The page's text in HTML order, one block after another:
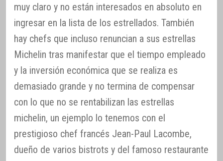
muy claro y no están interesados en absoluto en
ingresar en la lista de los estrellados. También
hay chefs que incluso renuncian a sus estrellas
Michelin tras manifestar que el tiempo empleado
y la inversión económica que se realiza es
demasiado grande y no termina de compensar
con lo que no se rentabilizan las estrellas
michelin, un ejemplo lo tenemos con el
prestigioso chef francés Jean-Paul Lacombe,
dueño de varios bistrots y del famoso restaurante